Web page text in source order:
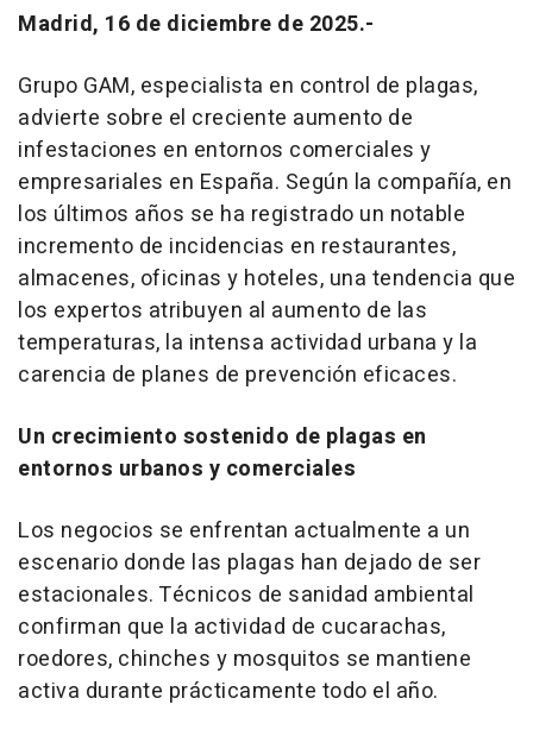
Madrid, 16 de diciembre de 2025.-
Grupo GAM, especialista en control de plagas,
advierte sobre el creciente aumento de
infestaciones en entornos comerciales y
empresariales en España. Según la compañía, en
los últimos años se ha registrado un notable
incremento de incidencias en restaurantes,
almacenes, oficinas y hoteles, una tendencia que
los expertos atribuyen al aumento de las
temperaturas, la intensa actividad urbana y la
carencia de planes de prevención eficaces.
Un crecimiento sostenido de plagas en
entornos urbanos y comerciales
Los negocios se enfrentan actualmente a un
escenario donde las plagas han dejado de ser
estacionales. Técnicos de sanidad ambiental
confirman que la actividad de cucarachas,
roedores, chinches y mosquitos se mantiene
activa durante prácticamente todo el año.